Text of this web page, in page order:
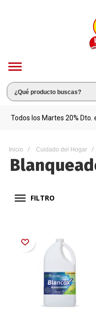
Todos los Martes 20% Dto.
Inicio Cuidado del Hogar
FILTRO
Añadir a la Lista de Deseos